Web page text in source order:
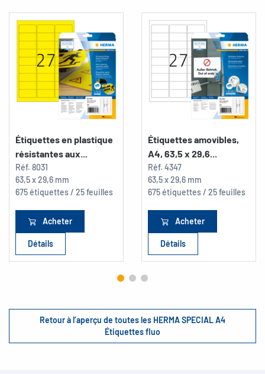
Étiquettes en plastique
résistantes aux...
Réf. 8031
63,5 x 29,6 mm
675 étiquettes / 25 feuilles
Acheter
Détails
Étiquettes amovibles,
A4, 63,5 x 29,6...
Réf. 4347
63,5 x 29,6 mm
675 étiquettes / 25 feuilles
Acheter
Détails
Retour à l’aperçu de toutes les HERMA SPECIAL A4
Étiquettes fluo